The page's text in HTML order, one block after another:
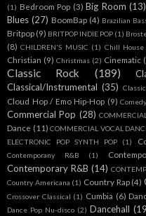
(1) Bedroom Pop (3) Big Room (13)
Blues (27) BoomBap (4) Brazilian
Britpop (9) BRITPOP INDIE POP (1)
(8) CHILDREN'S MUSIC (1) Chill House
Christian (9) Christmas (2) Cinematic
Classic Rock (189)
Classical/Instrumental (35)
Cloud Hop / Emo Hip-Hop (9) Comedy
Commercial Pop (28)
Dance (11) COMMERCIAL VOCAL
ELECTRONIC POP SYNTH POP
(1)
Contemporany R&B (1)
Contemporary R&B (14)
Country Americana (1) Country Rap (4)
Crossover Classical (1) Cumbia (6)
Dance Pop Nu-disco (2) Dancehall